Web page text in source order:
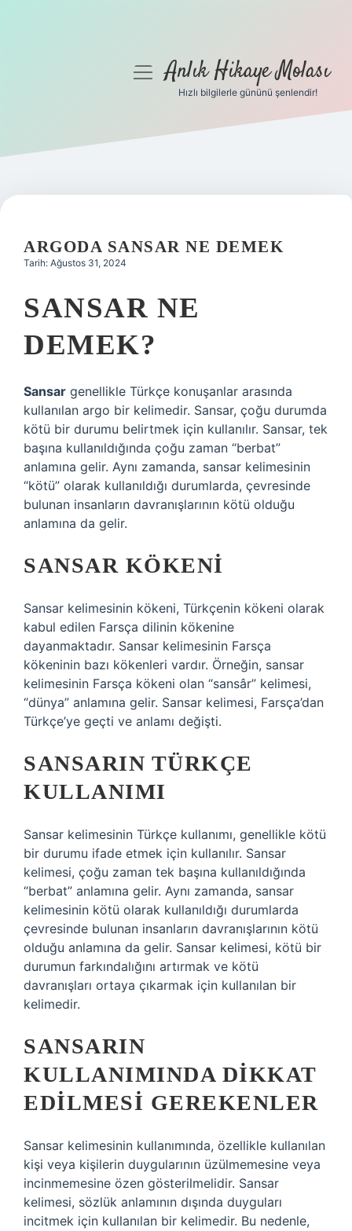
Gizlilik Politikası
Yasal Uyarı
menüyüAnlık Hikaye Molası
Hızlı bilgilerle gününü şenlendir!
ARGODA SANSAR NE DEMEK
Tarih: Ağustos 31, 2024
SANSAR NE
DEMEK?
Sansar genellikle Türkçe konuşanlar arasında
kullanılan argo bir kelimedir. Sansar, çoğu durumda
kötü bir durumu belirtmek için kullanılır. Sansar, tek
başına kullanıldığında çoğu zaman “berbat”
anlamına gelir. Aynı zamanda, sansar kelimesinin
“kötü” olarak kullanıldığı durumlarda, çevresinde
bulunan insanların davranışlarının kötü olduğu
anlamına da gelir.
SANSAR KÖKENI
Sansar kelimesinin kökeni, Türkçenin kökeni olarak
kabul edilen Farsça dilinin kökenine
dayanmaktadır. Sansar kelimesinin Farsça
kökeninin bazı kökenleri vardır. Örneğin, sansar
kelimesinin Farsça kökeni olan “sansâr” kelimesi,
“dünya” anlamına gelir. Sansar kelimesi, Farsça’dan
Türkçe’ye geçti ve anlamı değişti.
SANSARIN TÜRKÇE
KULLANIMI
Sansar kelimesinin Türkçe kullanımı, genellikle kötü
bir durumu ifade etmek için kullanılır. Sansar
kelimesi, çoğu zaman tek başına kullanıldığında
“berbat” anlamına gelir. Aynı zamanda, sansar
kelimesinin kötü olarak kullanıldığı durumlarda
çevresinde bulunan insanların davranışlarının kötü
olduğu anlamına da gelir. Sansar kelimesi, kötü bir
durumun farkındalığını artırmak ve kötü
davranışları ortaya çıkarmak için kullanılan bir
kelimedir.
SANSARIN
KULLANIMINDA DIKKAT
EDILMESI GEREKENLER
Sansar kelimesinin kullanımında, özellikle kullanılan
kişi veya kişilerin duygularının üzülmemesine veya
incinmemesine özen gösterilmelidir. Sansar
kelimesi, sözlük anlamının dışında duyguları
incitmek için kullanılan bir kelimedir. Bu nedenle,